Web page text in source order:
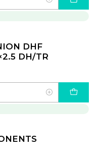
DHF
DH/TR